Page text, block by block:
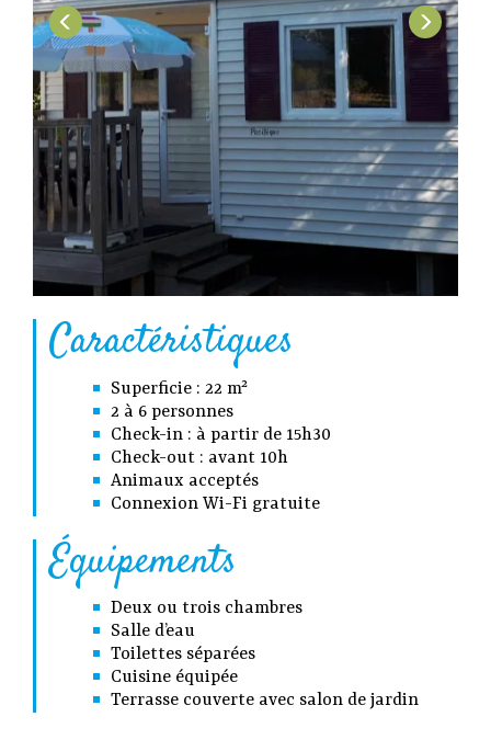
Caractéristiques
Superficie : 22 m²
2 à 6 personnes
Check-in : à partir de 15h30
Check-out : avant 10h
Animaux acceptés
Connexion Wi-Fi gratuite
Équipements
Deux ou trois chambres
Salle d’eau
Toilettes séparées
Cuisine équipée
Terrasse couverte avec salon de jardin